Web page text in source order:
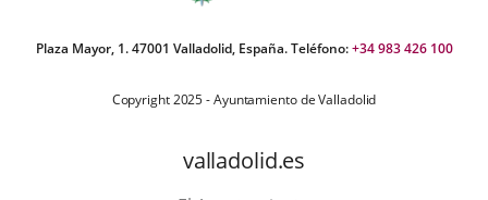
Plaza Mayor, 1. 47001 Valladolid, España. Teléfono:+34 983 426 100
Copyright 2025 - Ayuntamiento de Valladolid
valladolid.es